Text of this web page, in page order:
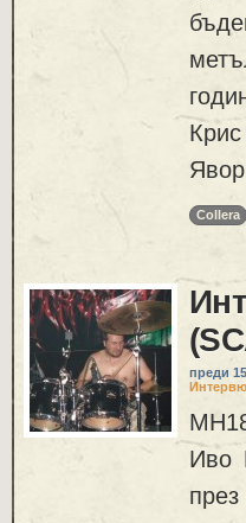
Collera
преди
Иво